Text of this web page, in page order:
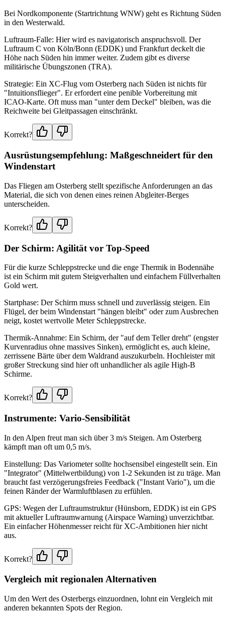
Bei Nordkomponente (Startrichtung WNW) geht es Richtung Süden
in den Westerwald.
Luftraum-Falle: Hier wird es navigatorisch anspruchsvoll. Der
Luftraum C von Köln/Bonn (EDDK) und Frankfurt deckelt die
Höhe nach Süden hin immer weiter. Zudem gibt es diverse
militärische Übungszonen (TRA).
Strategie: Ein XC-Flug vom Osterberg nach Süden ist nichts für
"Intuitionsflieger". Er erfordert eine penible Vorbereitung mit
ICAO-Karte. Oft muss man "unter dem Deckel" bleiben, was die
Reichweite bei Gleitpassagen einschränkt.
Korrekt?
Ausrüstungsempfehlung: Maßgeschneidert für den
Windenstart
Das Fliegen am Osterberg stellt spezifische Anforderungen an das
Material, die sich von denen eines reinen Abgleiter-Berges
unterscheiden.
Korrekt?
Der Schirm: Agilität vor Top-Speed
Für die kurze Schleppstrecke und die enge Thermik in Bodennähe
ist ein Schirm mit gutem Steigverhalten und einfachem Füllverhalten
Gold wert.
Startphase: Der Schirm muss schnell und zuverlässig steigen. Ein
Flügel, der beim Windenstart "hängen bleibt" oder zum Ausbrechen
neigt, kostet wertvolle Meter Schleppstrecke.
Thermik-Annahme: Ein Schirm, der "auf dem Teller dreht" (engster
Kurvenradius ohne massives Sinken), ermöglicht es, auch kleine,
zerrissene Bärte über dem Waldrand auszukurbeln. Hochleister mit
großer Streckung sind hier oft unhandlicher als agile High-B
Schirme.
Korrekt?
Instrumente: Vario-Sensibilität
In den Alpen freut man sich über 3 m/s Steigen. Am Osterberg
kämpft man oft um 0,5 m/s.
Einstellung: Das Variometer sollte hochsensibel eingestellt sein. Ein
"Integrator" (Mittelwertbildung) von 1-2 Sekunden ist zu träge. Man
braucht fast verzögerungsfreies Feedback ("Instant Vario"), um die
feinen Ränder der Warmluftblasen zu erfühlen.
GPS: Wegen der Luftraumstruktur (Hünsborn, EDDK) ist ein GPS
mit aktueller Luftraumwarnung (Airspace Warning) unverzichtbar.
Ein einfacher Höhenmesser reicht für XC-Ambitionen hier nicht
aus.
Korrekt?
Vergleich mit regionalen Alternativen
Um den Wert des Osterbergs einzuordnen, lohnt ein Vergleich mit
anderen bekannten Spots der Region.